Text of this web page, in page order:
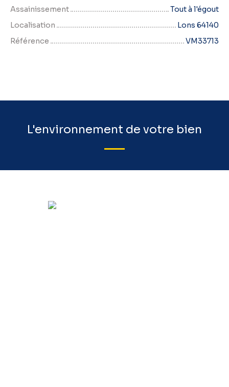
Assainissement
Tout à l'égout
Localisation
Lons 64140
Référence
VM33713
L'environnement de votre bien